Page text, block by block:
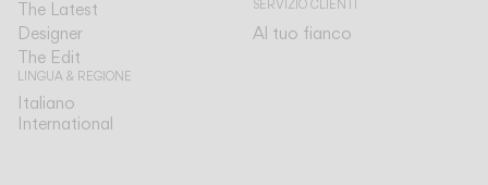
The Latest
Designer
The Edit
LINGUA & REGIONE
Italiano
International
SERVIZIO CLIENTI
Al tuo fianco